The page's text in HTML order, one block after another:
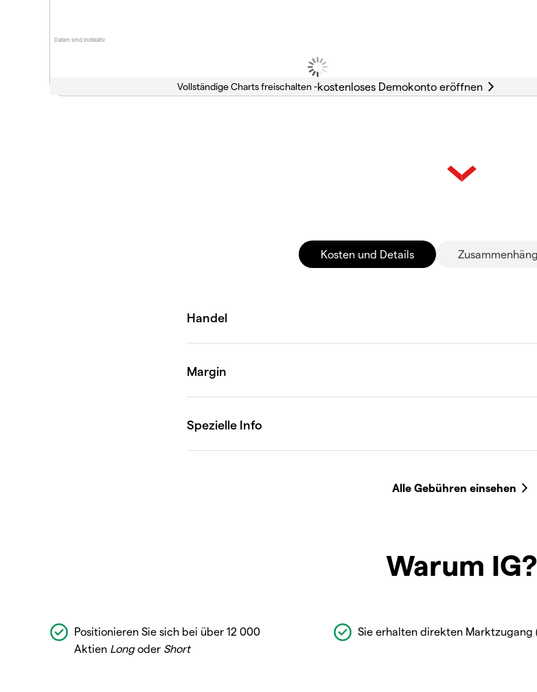
Daten sind indikativ
Vollständige Charts freischalten -
Kosten und Details
Warum IG?
Positionieren Sie sich bei über 12 000
Aktien Longoder Short
Sie erhalten direkten Marktzugang